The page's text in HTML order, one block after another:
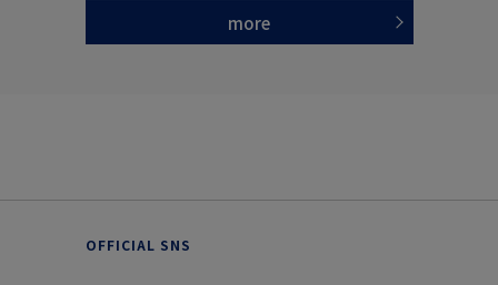
more
OFFICIAL SNS